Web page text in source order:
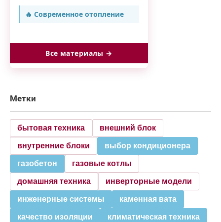
🔥 Современное отопление
Все материалы →
Метки
бытовая техника внешний блок
внутренние блоки выбор кондиционера
газобетон газовые котлы
домашняя техника инверторные модели
инженерные системы каменная вата
качество изоляции климатическая техника